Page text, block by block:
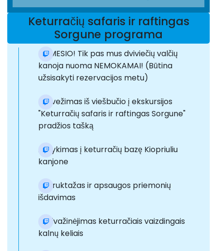
Keturračių safaris ir raftingas
Sorgune programa
DĖMESIO! Tik pas mus dviviečių valčių
kanoja nuoma NEMOKAMAI! (Būtina
užsisakyti rezervacijos metu)
Pervežimas iš viešbučio į ekskursijos
"Keturračių safaris ir raftingas Sorgune"
pradžios tašką
Atvykimas į keturračių bazę Kiopriuliu
kanjone
Instruktažas ir apsaugos priemonių
išdavimas
Pasivažinėjimas keturračiais vaizdingais
kalnų keliais